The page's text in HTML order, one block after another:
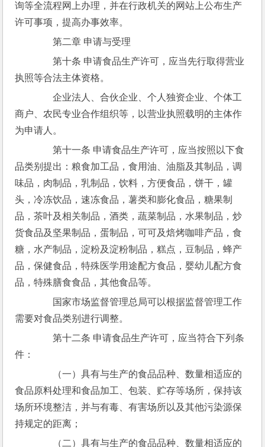
询等全流程网上办理，并在行政机关的网站上公布生产
许可事项，提高办事效率。
第二章 申请与受理
第十条 申请食品生产许可，应当先行取得营业
执照等合法主体资格。
企业法人、合伙企业、个人独资企业、个体工
商户、农民专业合作组织等，以营业执照载明的主体作
为申请人。
第十一条 申请食品生产许可，应当按照以下食
品类别提出：粮食加工品，食用油、油脂及其制品，调
味品，肉制品，乳制品，饮料，方便食品，饼干，罐
头，冷冻饮品，速冻食品，薯类和膨化食品，糖果制
品，茶叶及相关制品，酒类，蔬菜制品，水果制品，炒
货食品及坚果制品，蛋制品，可可及焙烤咖啡产品，食
糖，水产制品，淀粉及淀粉制品，糕点，豆制品，蜂产
品，保健食品，特殊医学用途配方食品，婴幼儿配方食
品，特殊膳食食品，其他食品等。
国家市场监督管理总局可以根据监督管理工作
需要对食品类别进行调整。
第十二条 申请食品生产许可，应当符合下列条
件：
（一）具有与生产的食品品种、数量相适应的
食品原料处理和食品加工、包装、贮存等场所，保持该
场所环境整洁，并与有毒、有害场所以及其他污染源保
持规定的距离；
（二）具有与生产的食品品种、数量相适应的